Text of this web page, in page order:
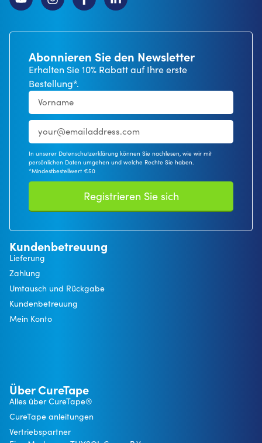
Abonnieren Sie den Newsletter
Erhalten Sie 10% Rabatt auf Ihre erste
Bestellung*.
In unserer Datenschutzerklärung können Sie nachlesen, wie wir mit
persönlichen Daten umgehen und welche Rechte Sie haben.
*Mindestbestellwert €50
Registrieren Sie sich
Kundenbetreuung
Lieferung
Zahlung
Umtausch und Rückgabe
Kundenbetreuung
Mein Konto
Über CureTape
Alles über CureTape®
CureTape anleitungen
Vertriebspartner